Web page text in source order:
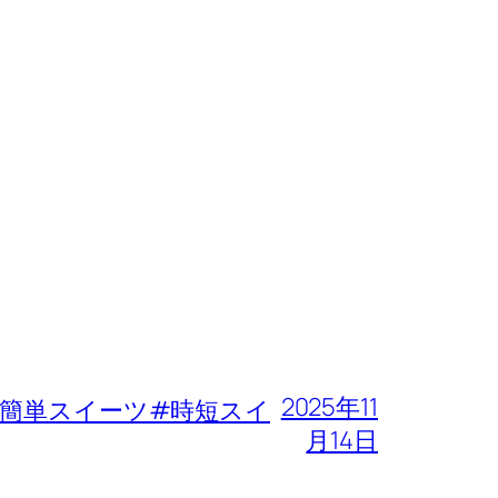
スイーツ#時短スイ 2025年11
月14日